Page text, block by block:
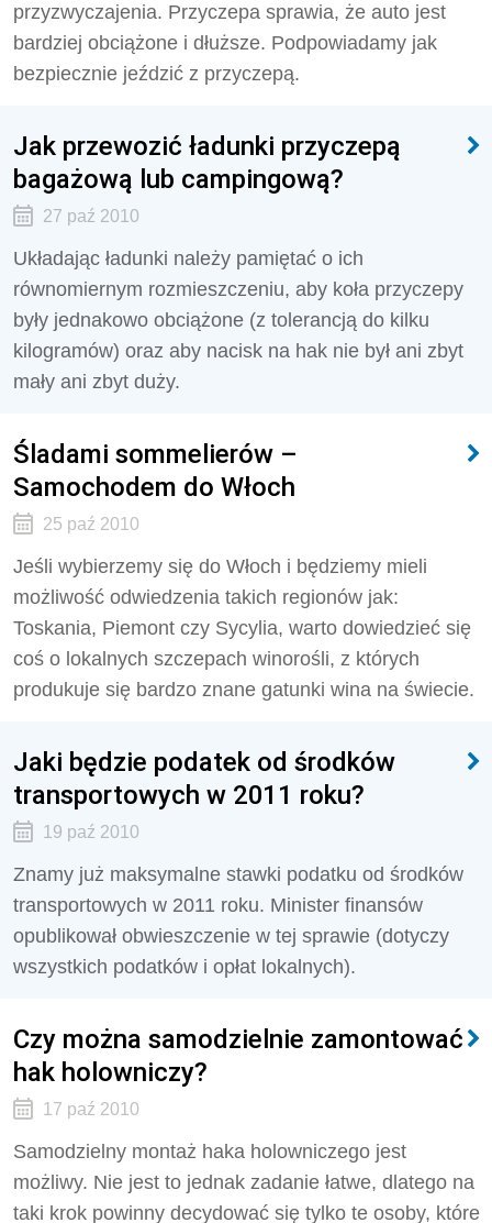
przyzwyczajenia. Przyczepa sprawia, że auto jest
bardziej obciążone i dłuższe. Podpowiadamy jak
bezpiecznie jeździć z przyczepą.
Jak przewozić ładunki przyczepą
bagażową lub campingową?
27 paź 2010
Układając ładunki należy pamiętać o ich
równomiernym rozmieszczeniu, aby koła przyczepy
były jednakowo obciążone (z tolerancją do kilku
kilogramów) oraz aby nacisk na hak nie był ani zbyt
mały ani zbyt duży.
Śladami sommelierów –
Samochodem do Włoch
25 paź 2010
Jeśli wybierzemy się do Włoch i będziemy mieli
możliwość odwiedzenia takich regionów jak:
Toskania, Piemont czy Sycylia, warto dowiedzieć się
coś o lokalnych szczepach winorośli, z których
produkuje się bardzo znane gatunki wina na świecie.
Jaki będzie podatek od środków
transportowych w 2011 roku?
19 paź 2010
Znamy już maksymalne stawki podatku od środków
transportowych w 2011 roku. Minister finansów
opublikował obwieszczenie w tej sprawie (dotyczy
wszystkich podatków i opłat lokalnych).
Czy można samodzielnie zamontować
hak holowniczy?
17 paź 2010
Samodzielny montaż haka holowniczego jest
możliwy. Nie jest to jednak zadanie łatwe, dlatego na
taki krok powinny decydować się tylko te osoby, które